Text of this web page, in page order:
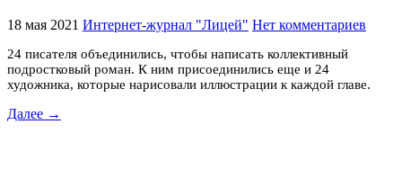
18 мая 2021 Интернет-журнал "Лицей" Нет комментариев
24 писателя объединились, чтобы написать коллективный
подростковый роман. К ним присоединились еще и 24
художника, которые нарисовали иллюстрации к каждой главе.
Далее →